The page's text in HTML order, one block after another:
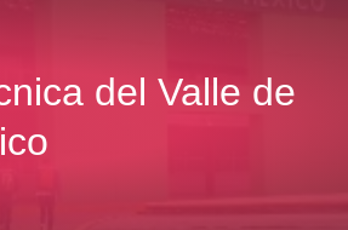
del Valle de